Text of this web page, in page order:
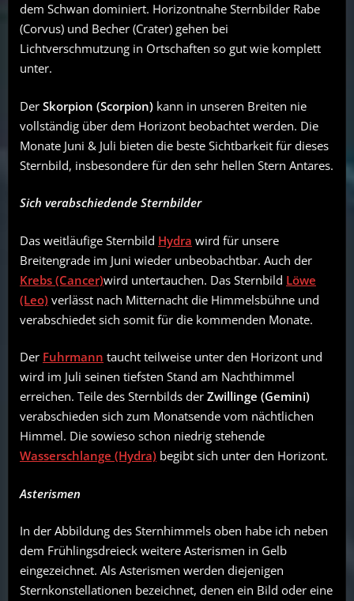
dem Schwan dominiert. Horizontnahe Sternbilder Rabe
(Corvus) und Becher (Crater) gehen bei
Lichtverschmutzung in Ortschaften so gut wie komplett
unter.
Der Skorpion (Scorpion) kann in unseren Breiten nie
vollständig über dem Horizont beobachtet werden. Die
Monate Juni & Juli bieten die beste Sichtbarkeit für dieses
Sternbild, insbesondere für den sehr hellen Stern Antares.
Sich verabschiedende Sternbilder
Das weitläufige Sternbild Hydra wird für unsere
Breitengrade im Juni wieder unbeobachtbar. Auch der
Krebs (Cancer)wird untertauchen. Das Sternbild Löwe
(Leo) verlässt nach Mitternacht die Himmelsbühne und
verabschiedet sich somit für die kommenden Monate.
Der Fuhrmann taucht teilweise unter den Horizont und
wird im Juli seinen tiefsten Stand am Nachthimmel
erreichen. Teile des Sternbilds der Zwillinge (Gemini)
verabschieden sich zum Monatsende vom nächtlichen
Himmel. Die sowieso schon niedrig stehende
Wasserschlange (Hydra) begibt sich unter den Horizont.
Asterismen
In der Abbildung des Sternhimmels oben habe ich neben
dem Frühlingsdreieck weitere Asterismen in Gelb
eingezeichnet. Als Asterismen werden diejenigen
Sternkonstellationen bezeichnet, denen ein Bild oder eine